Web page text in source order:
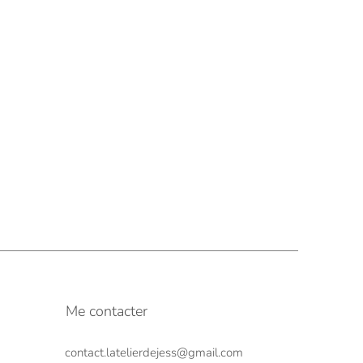
Me contacter
contact.latelierdejess@gmail.com